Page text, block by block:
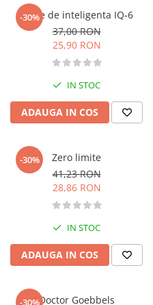
-30%
Teste de inteligenta IQ-6
37,00 RON
25,90 RON
IN STOC
ADAUGA IN COS
-30%
Zero limite
41,23 RON
28,86 RON
IN STOC
ADAUGA IN COS
-30%Doctor Goebbels